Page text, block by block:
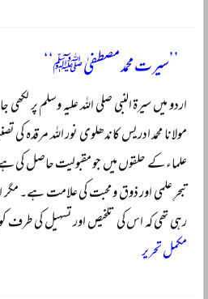
’’سیرت محمد مصطفیٰ ﷺ‘‘
اردو میں سیرۃ النبی صلی اللہ علیہ وسلم پر
مولانا محمد ادریس کاندھلوی نور اللہ
علماء کے حلقوں میں جو مقبولیت حاصل کی
تبحرِ علمی اور ذوق و محبت کی علامت ہے۔
رہی تھی کہ اس کی تلخیص اور تسہیل کی طرف
مکمل تحریر